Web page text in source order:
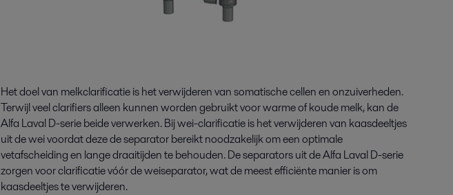
Het doel van melkclarificatie is het verwijderen van somatische cellen en onzuiverheden.
Terwijl veel clarifiers alleen kunnen worden gebruikt voor warme of koude melk, kan de
Alfa Laval D-serie beide verwerken. Bij wei-clarificatie is het verwijderen van kaasdeeltjes
uit de wei voordat deze de separator bereikt noodzakelijk om een optimale
vetafscheiding en lange draaitijden te behouden. De separators uit de Alfa Laval D-serie
zorgen voor clarificatie vóór de weiseparator, wat de meest efficiënte manier is om
kaasdeeltjes te verwijderen.